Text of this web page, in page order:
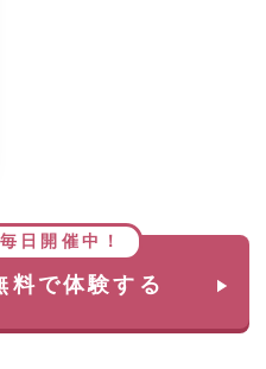
日開催中！
料で体験する